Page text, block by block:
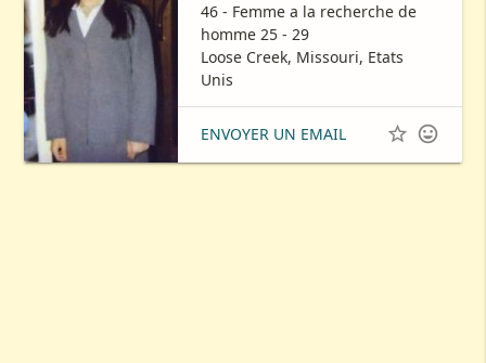
46 - Femme a la recherche de
homme 25 - 29
Loose Creek, Missouri, Etats
Unis
ENVOYER UN EMAIL  